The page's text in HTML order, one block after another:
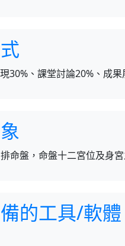
30%、課堂討論20%、成果
命盤，命盤十二宮位及身
的工具/軟體